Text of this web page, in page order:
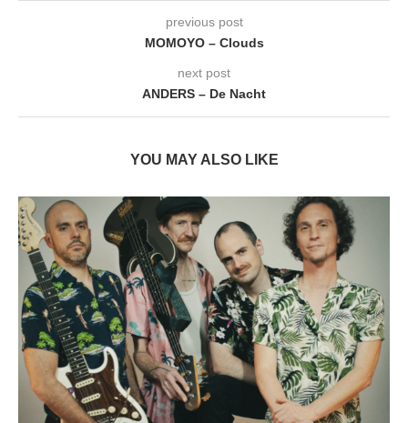
previous post
MOMOYO – Clouds
next post
ANDERS – De Nacht
YOU MAY ALSO LIKE